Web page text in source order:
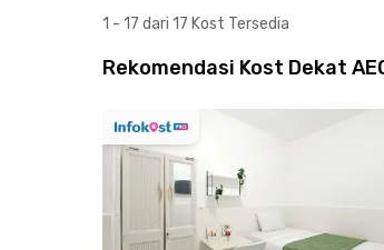
1 - 17 dari 17 Kost Tersedia
Rekomendasi Kost Dekat